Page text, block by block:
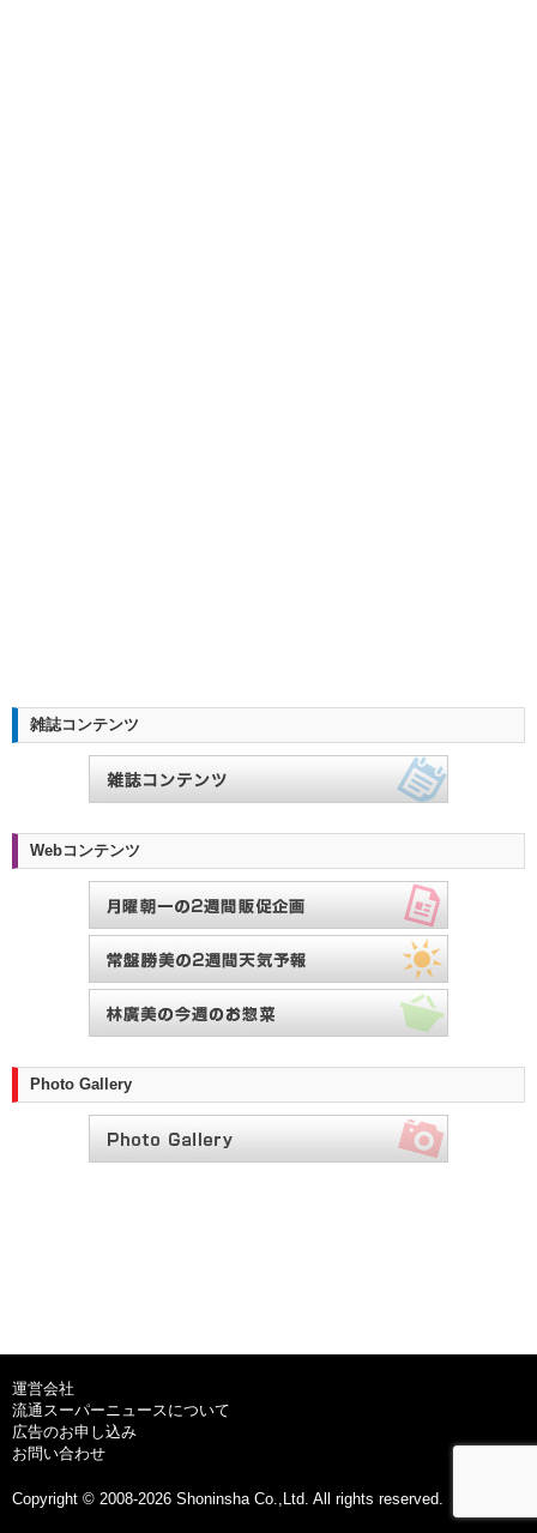
雑誌コンテンツ
Webコンテンツ
Photo Gallery
運営会社
流通スーパーニュースについて
広告のお申し込み
お問い合わせ
Copyright © 2008-2026 Shoninsha Co.,Ltd. All rights reserved.